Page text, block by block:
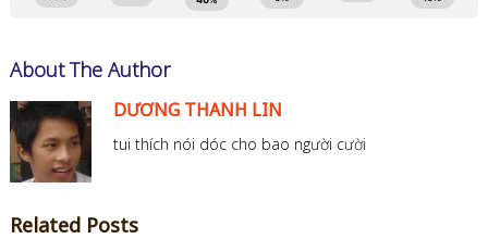
About The Author
DƯƠNG THANH LIN
tui thích nói dóc cho bao người cười
Related Posts